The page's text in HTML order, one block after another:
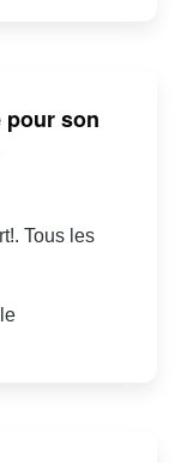
pour son
Tous les